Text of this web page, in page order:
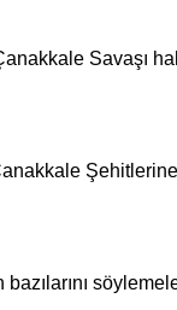
Savaşı
Şehitleri